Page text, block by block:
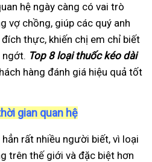
hệ ngày càng có vai trò
vợ chồng, giúp các quý anh
thực, khiến chị em chỉ biết
ngớt. Top 8 loại thuốc kéo dài
hàng đánh giá hiệu quả tốt
gian quan hệ
rất nhiều người biết, vì loại
trên thế giới và đặc biệt hơn